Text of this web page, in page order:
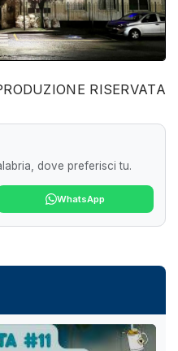
RISERVATA
dove preferisci tu.
WhatsApp